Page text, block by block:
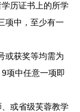
历证书上的所学
项中，至少有一
或获奖等均需为
项中任意一项即
或省级芙蓉教学